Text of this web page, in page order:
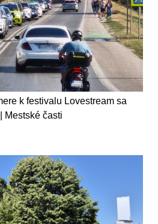
k festivalu Lovestream sa
Mestské časti